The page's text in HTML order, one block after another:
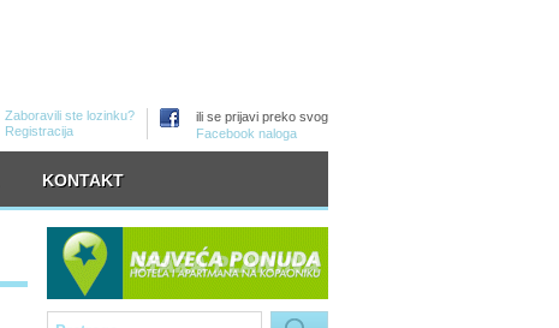
Zaboravili ste lozinku?
Registracija
ili se prijavi preko svog
Facebook naloga
KONTAKT